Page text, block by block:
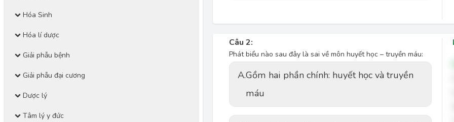
Hóa Sinh
Hóa lí dược
Giải phẫu bệnh
Giải phẫu đại cương
Dược lý
Tâm lý y đức
Câu 2:
Phát biểu nào sau đây là sai về môn huyết học – truyền máu:
A.Gồm hai phần chính: huyết học và truyền
máu